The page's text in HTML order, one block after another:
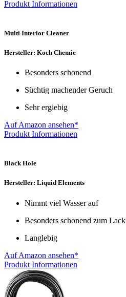
Produkt Informationen
Multi Interior Cleaner
Hersteller: Koch Chemie
Besonders schonend
Süchtig machender Geruch
Sehr ergiebig
Auf Amazon ansehen*
Produkt Informationen
Black Hole
Hersteller: Liquid Elements
Nimmt viel Wasser auf
Besonders schonend zum Lack
Langlebig
Auf Amazon ansehen*
Produkt Informationen